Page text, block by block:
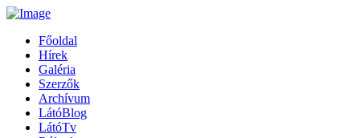
Főoldal
Hírek
Galéria
Szerzők
Archívum
LátóBlog
LátóTv